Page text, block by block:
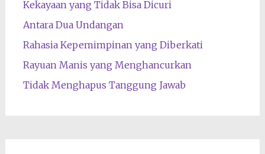
Kekayaan yang Tidak Bisa Dicuri
Antara Dua Undangan
Rahasia Kepemimpinan yang Diberkati
Rayuan Manis yang Menghancurkan
Tidak Menghapus Tanggung Jawab